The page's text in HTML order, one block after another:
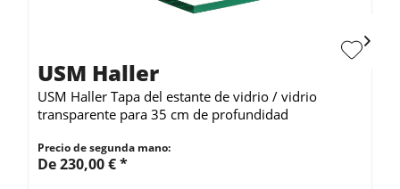
USM Haller
USM Haller Tapa del estante de vidrio / vidrio
transparente para 35 cm de profundidad
Precio de segunda mano:
De 230,00 € *